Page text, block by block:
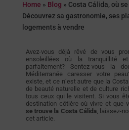
Home » Blog » Costa Cálida, où
Découvrez sa gastronomie, ses
logements à vendre
Avez-vous déjà rêvé de vous
ensoleillées où la tranquillité et
parfaitement? Sentez-vous la
Méditerranée caresser votre
existe, et ce n’est autre que la
de beauté naturelle et de culture
tous ceux qui le visitent. Si vous
destination côtière où vivre et que
se trouve la Costa Cálida, laissez-
cet article.